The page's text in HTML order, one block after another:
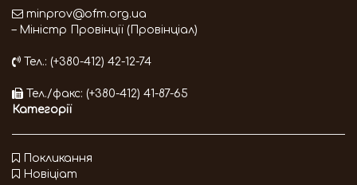
minprov@ofm.org.ua
– Міністр Провінції (Провінціал)
Тел.: (+380-412) 42-12-74
Тел./факс: (+380-412) 41-87-65
Категорії
Покликання
Новіціат